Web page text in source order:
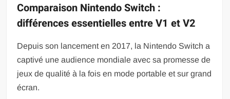
Comparaison Nintendo Switch :
différences essentielles entre V1 et V2
Depuis son lancement en 2017, la Nintendo Switch a
captivé une audience mondiale avec sa promesse de
jeux de qualité à la fois en mode portable et sur grand
écran.